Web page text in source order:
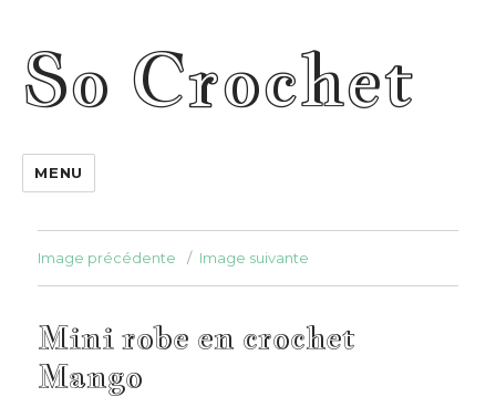
So Crochet
MENU
Image précédente Image suivante
Mini robe en crochet
Mango